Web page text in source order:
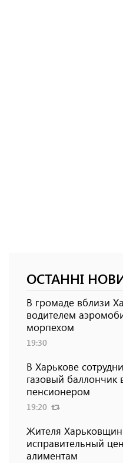
ОСТАННІ
В громаде вблизи
водителем
морпехом
19:30
В Харькове
газовый баллончик
пенсионером
19:20
Жителя
исправительный
алиментам